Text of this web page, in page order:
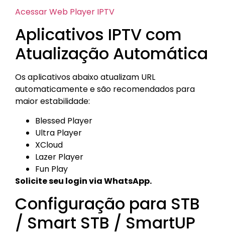
Acessar Web Player IPTV
Aplicativos IPTV com
Atualização Automática
Os aplicativos abaixo atualizam URL
automaticamente e são recomendados para
maior estabilidade:
Blessed Player
Ultra Player
XCloud
Lazer Player
Fun Play
Solicite seu login via WhatsApp.
Configuração para STB
/ Smart STB / SmartUP